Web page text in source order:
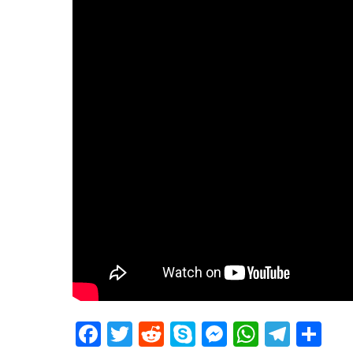
Facebook
Twitter
RedditSkypeMessenger